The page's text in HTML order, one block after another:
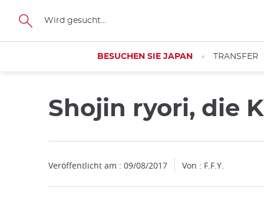
Größe
BESUCHEN SIE JAPAN TRANSFER
Shojin ryori, die
Veröffentlicht am : 09/08/2017 Von : F.F.Y.